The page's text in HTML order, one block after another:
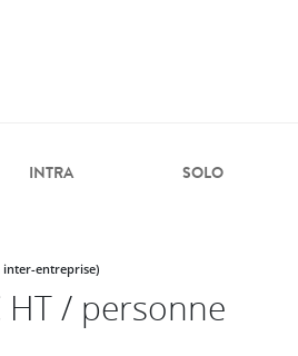
INTRA SOLO
entreprise)
HT / personne